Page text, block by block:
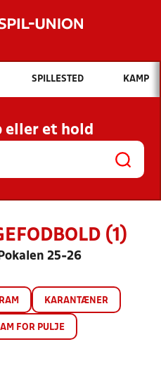
Hvad vil du søge efter?
OG NYHEDER
KLUBBER OG
SPILLESTED KAMP
eller et hold
(1)
25-26
KARANTÆNER
FOR PULJE